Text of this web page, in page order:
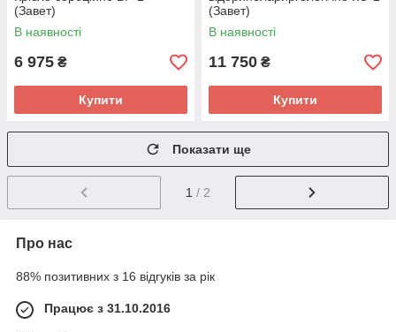
(Завет)
В наявності
6 975 ₴
Купити
(Завет)
В наявності
11 750 ₴
Купити
Показати ще
1 / 2
Про нас
88% позитивних з 16 відгуків за рік
Працює з 31.10.2016